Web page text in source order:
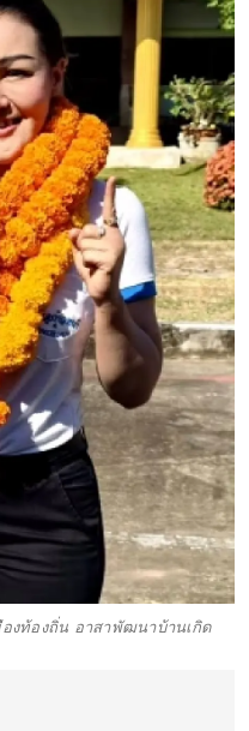
งท้องถิ่น อาสาพัฒนาบ้านเกิด